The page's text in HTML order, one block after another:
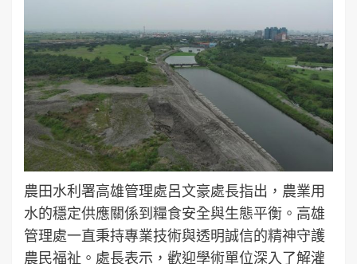
農田水利署高雄管理處呂文豪處長指出，農業用
水的穩定供應關係到糧食安全與生態平衡。高雄
管理處一直秉持專業技術與透明誠信的精神守護
農民福祉。處長表示，歡迎學術單位深入了解灌